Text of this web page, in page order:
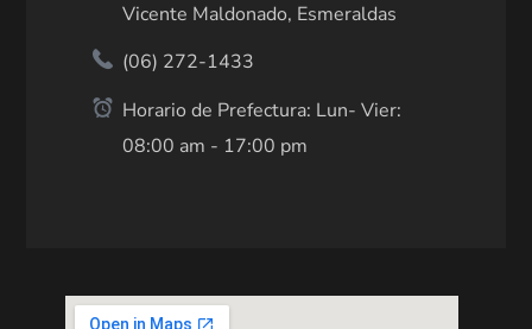
Vicente Maldonado, Esmeraldas
(06) 272-1433
Horario de Prefectura: Lun- Vier:
08:00 am - 17:00 pm